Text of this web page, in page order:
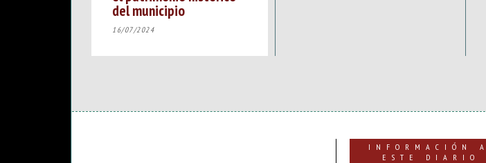
del municipio
16/07/2024
INFORMACIÓN
ESTE DIARIO